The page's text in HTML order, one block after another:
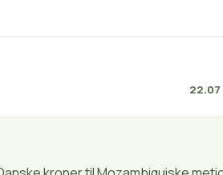
22.07